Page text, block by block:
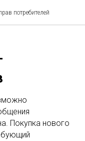
потребителей
Покупка нового